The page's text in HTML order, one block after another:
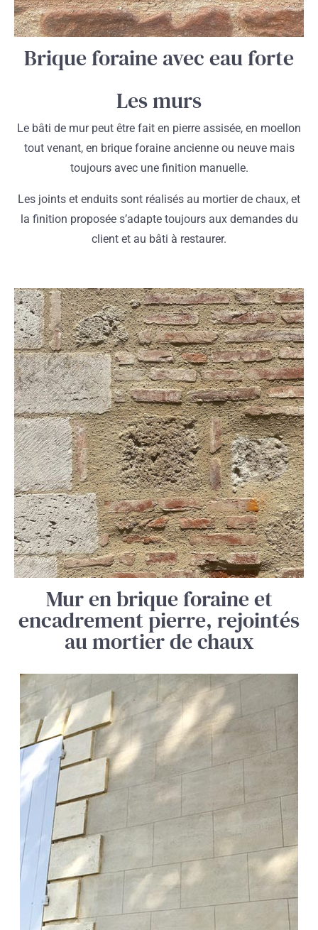
Brique foraine avec eau forte
Les murs
Le bâti de mur peut être fait en pierre assisée, en moellon
tout venant, en brique foraine ancienne ou neuve mais
toujours avec une finition manuelle.
Les joints et enduits sont réalisés au mortier de chaux, et
la finition proposée s’adapte toujours aux demandes du
client et au bâti à restaurer.
Mur en brique foraine et
encadrement pierre, rejointés
au mortier de chaux